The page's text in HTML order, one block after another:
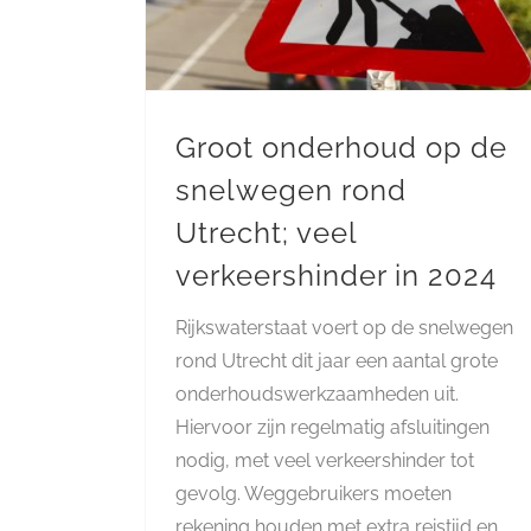
Groot onderhoud op de
snelwegen rond
Utrecht; veel
verkeershinder in 2024
Rijkswaterstaat voert op de snelwegen
rond Utrecht dit jaar een aantal grote
onderhoudswerkzaamheden uit.
Hiervoor zijn regelmatig afsluitingen
nodig, met veel verkeershinder tot
gevolg. Weggebruikers moeten